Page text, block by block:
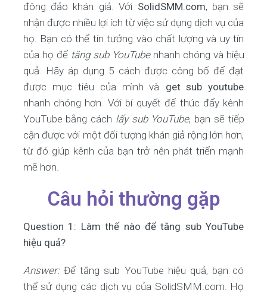
đông đảo khán giả. Với SolidSMM.com, bạn sẽ
nhận được nhiều lợi ích từ việc sử dụng dịch vụ của
họ. Bạn có thể tin tưởng vào chất lượng và uy tín
của họ để tăng sub YouTubenhanh chóng và hiệu
quả. Hãy áp dụng 5 cách được công bố để đạt
được mục tiêu của mình và get sub youtube
nhanh chóng hơn. Với bí quyết để thúc đẩy kênh
YouTube bằng cách lấy sub YouTube, bạn sẽ tiếp
cận được với một đối tượng khán giả rộng lớn hơn,
từ đó giúp kênh của bạn trở nên phát triển mạnh
mẽ hơn.
Câu hỏi thường gặp
Question 1: Làm thế nào để tăng sub YouTube
hiệu quả?
Answer:Để tăng sub YouTube hiệu quả, bạn có
thể sử dụng các dịch vụ của SolidSMM.com. Họ